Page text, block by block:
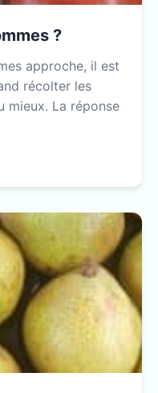
?
approche, il est
récolter les
mieux. La réponse